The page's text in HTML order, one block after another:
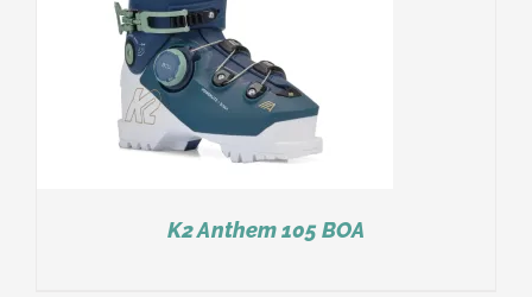
K2 Anthem 105 BOA